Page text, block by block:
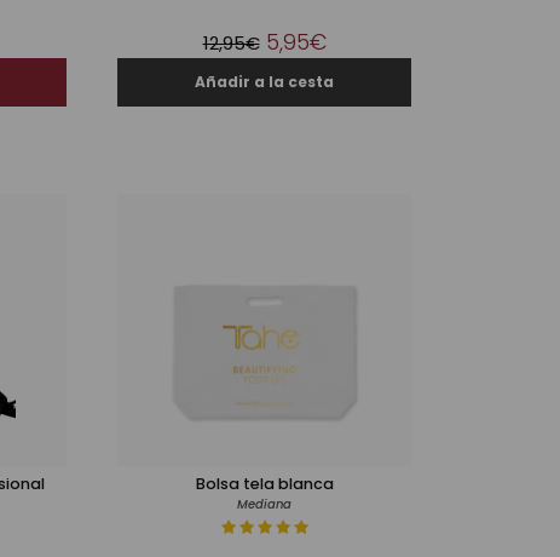
12,95€ 5,95€
Bolsa tela blanca
Mediana